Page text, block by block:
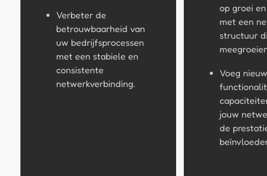
Verbeter de
betrouwbaarheid van
uw bedrijfsprocessen
met een stabiele en
consistente
netwerkverbinding.
op groei
met een
structuur
Voeg
jouw
de